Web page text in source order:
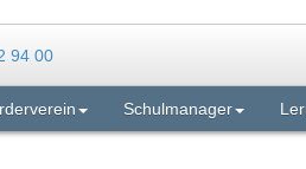
Schulmanager